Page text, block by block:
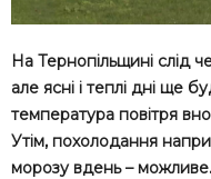
На Тернопільщині слід
але ясні і теплі дні ще
температура повітря
Утім, похолодання
морозу вдень – можливе.